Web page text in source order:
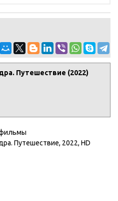
Путешествие (2022)
Путешествие, 2022, HD